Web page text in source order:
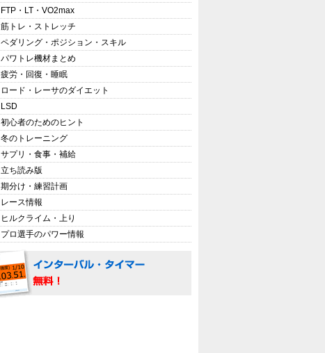
FTP・LT・VO2max
筋トレ・ストレッチ
ペダリング・ポジション・スキル
パワトレ機材まとめ
疲労・回復・睡眠
ロード・レーサのダイエット
LSD
初心者のためのヒント
冬のトレーニング
サプリ・食事・補給
立ち読み版
期分け・練習計画
レース情報
ヒルクライム・上り
プロ選手のパワー情報